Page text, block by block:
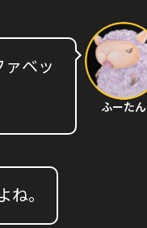
ベッ
ふーたん
。